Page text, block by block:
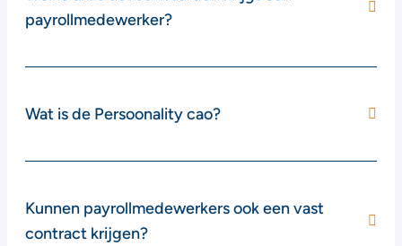
payrollmedewerker?
Wat is de Persoonality cao?
Kunnen payrollmedewerkers ook een vast
contract krijgen?